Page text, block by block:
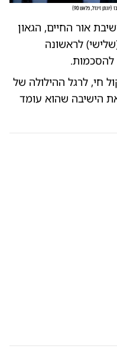
(יונתן זינדל, פלאש 90 )
אור החיים, הגאון
לראשונה
להסכמות.
חי, לרגל ההילולה של
הישיבה שהוא עומד